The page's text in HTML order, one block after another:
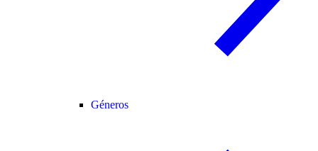
Géneros